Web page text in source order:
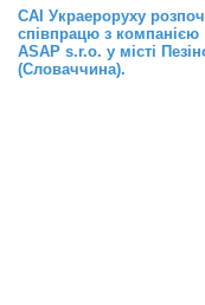
САІ Украероруху
співпрацю з компанією
ASAP s.r.o. у місті
(Словаччина).